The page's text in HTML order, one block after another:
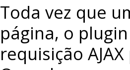
Toda vez que
página, o
requisição